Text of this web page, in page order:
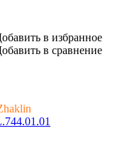
в избранное
в сравнение